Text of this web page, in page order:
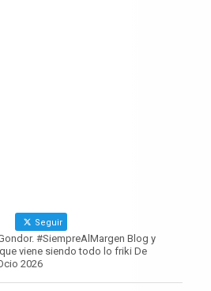
Seguir
#SiempreAlMargen Blog y
viene siendo todo lo friki De
2026